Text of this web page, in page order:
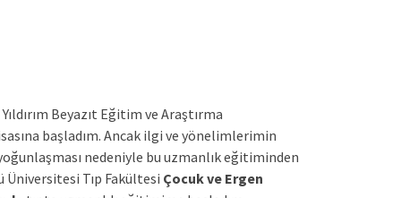
Yıldırım Beyazıt Eğitim ve Araştırma
başladım. Ancak ilgi ve yönelimlerimin
nedeniyle bu uzmanlık eğitiminden
Üniversitesi Tıp Fakültesi Çocuk ve Ergen